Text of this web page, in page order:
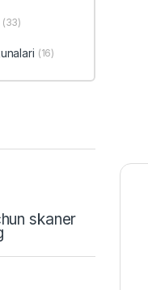
(33)
(16)
skaner